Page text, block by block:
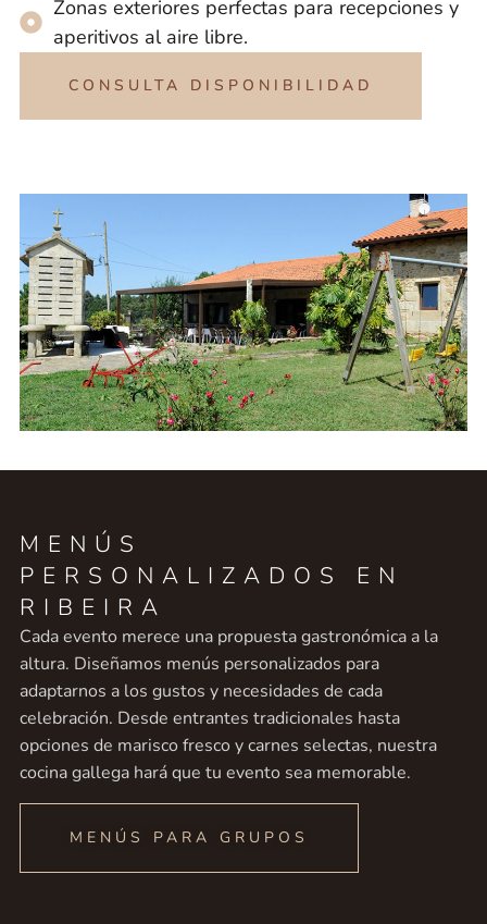
Zonas exteriores perfectas para recepciones y
aperitivos al aire libre.
CONSULTA DISPONIBILIDAD
MENÚS
PERSONALIZADOS EN
RIBEIRA
Cada evento merece una propuesta gastronómica a la
altura. Diseñamos menús personalizados para
adaptarnos a los gustos y necesidades de cada
celebración. Desde entrantes tradicionales hasta
opciones de marisco fresco y carnes selectas, nuestra
cocina gallega hará que tu evento sea memorable.
MENÚS PARA GRUPOS